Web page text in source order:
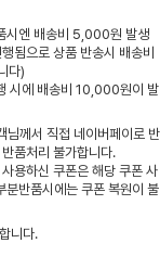
시엔 배송비 5,000원 발생
됨으로 상품 반송시 배송비
다)
시에 배송비 10,000원이 발
님께서 직접 네이버페이로 반
품처리 불가합니다.
용하신 쿠폰은 해당 쿠폰 사
분반품시에는 쿠폰 복원이 불
니다.